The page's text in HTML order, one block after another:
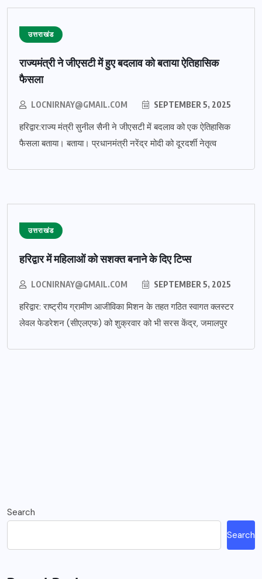
उत्तराखंड
राज्यमंत्री ने जीएसटी में हुए बदलाव को बताया ऐतिहासिक
फैसला
LOCNIRNAY@GMAIL.COM SEPTEMBER 5, 2025
हरिद्वार:राज्य मंत्री सुनील सैनी ने जीएसटी में बदलाव को एक ऐतिहासिक
फैसला बताया। बताया। प्रधानमंत्री नरेंद्र मोदी को दूरदर्शी नेतृत्व
उत्तराखंड
हरिद्वार में महिलाओं को सशक्त बनाने के दिए टिप्स
LOCNIRNAY@GMAIL.COM SEPTEMBER 5, 2025
हरिद्वार: राष्ट्रीय ग्रामीण आजीविका मिशन के तहत गठित स्वागत क्लस्टर
लेवल फेडरेशन (सीएलएफ) को शुक्रवार को भी सरस केंद्र, जमालपुर
Search
Search